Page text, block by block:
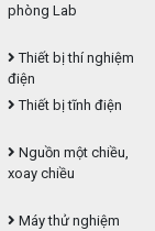
phòng Lab
Thiết bị thí nghiệm
điện
Thiết bị tĩnh điện
Nguồn một chiều,
xoay chiều
Máy thử nghiệm